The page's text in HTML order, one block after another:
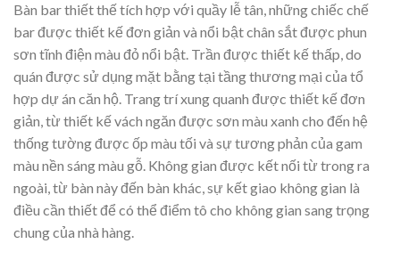
Bàn bar thiết thế tích hợp với quầy lễ tân, những chiếc chế
bar được thiết kế đơn giản và nổi bật chân sắt được phun
sơn tĩnh điện màu đỏ nổi bật. Trần được thiết kế thấp, do
quán được sử dụng mặt bằng tại tầng thương mại của tổ
hợp dự án căn hộ. Trang trí xung quanh được thiết kế đơn
giản, từ thiết kế vách ngăn được sơn màu xanh cho đến hệ
thống tường được ốp màu tối và sự tương phản của gam
màu nền sáng màu gỗ. Không gian được kết nối từ trong ra
ngoài, từ bàn này đến bàn khác, sự kết giao không gian là
điều cần thiết để có thể điểm tô cho không gian sang trọng
chung của nhà hàng.